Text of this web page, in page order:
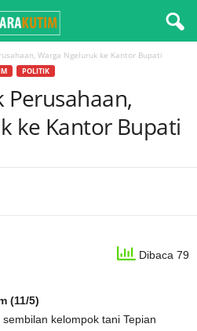
Warga Ngeluruk ke Kantor Bupati
POLITIK
Perusahaan,
ke Kantor Bupati
Dibaca 79
(11/5)
kelompok tani Tepian